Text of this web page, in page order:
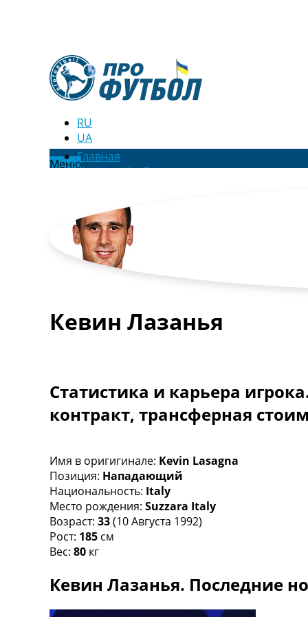
RU
UA
МенюГлавная
Новости футбола
Новости футбола Украины
Последние комментарии
Конкурс прогнозов
Логин
Рейтинги
Турниры
Англия. Премьер Лига
Испания. Ла Лига
Другие Турниры >>>
Таблицы групп Чемпионата Мира
Украина. Премьер-Лига
Украина. Первая Лига
Лига Чемпионов. Таблицы групп
Англия. Премьер-Лига
Испания. Ла Лига
Рейтинг стран УЕФА
Рейтинг клубов УЕФА
Рейтинг ФИФА
Кевин Лазанья
Статистика и карьера
контракт, трансферная
Имя в оригигинале: Kevin Lasagna
Позиция: Нападающий
Национальность: Italy
Место рождения: Suzzara Italy
Возраст: 33(10 Августа 1992)
Рост: 185 см
Вес: 80 кг
Кевин Лазанья. Последние